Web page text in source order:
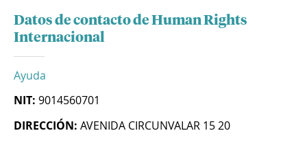
Datos de contacto de Human Rights
Internacional
Ayuda
NIT: 9014560701
DIRECCIÓN: AVENIDA CIRCUNVALAR 15 20